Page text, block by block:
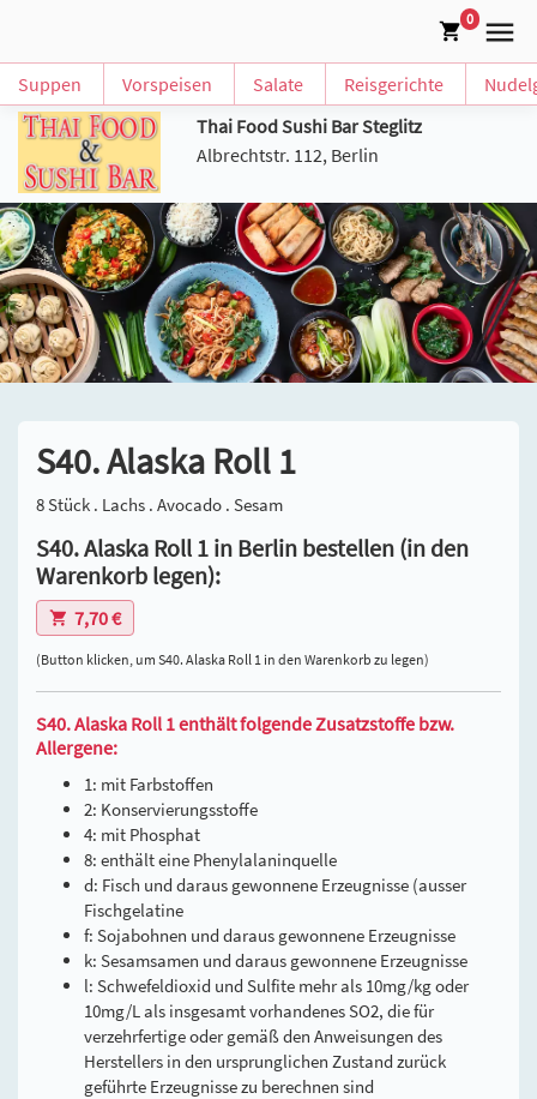
0
Suppen Vorspeisen Salate Reisgerichte
Thai Food Sushi Bar Steglitz
Albrechtstr. 112, Berlin
S40. Alaska Roll 1
8 Stück . Lachs . Avocado . Sesam
S40. Alaska Roll 1 in Berlin bestellen (in den
Warenkorb legen):
7,70 €
(Button klicken, um S40. Alaska Roll 1 in den Warenkorb zu legen)
S40. Alaska Roll 1 enthält folgende Zusatzstoffe bzw.
Allergene:
1: mit Farbstoffen
2: Konservierungsstoffe
4: mit Phosphat
8: enthält eine Phenylalaninquelle
d: Fisch und daraus gewonnene Erzeugnisse (ausser
Fischgelatine
f: Sojabohnen und daraus gewonnene Erzeugnisse
k: Sesamsamen und daraus gewonnene Erzeugnisse
l: Schwefeldioxid und Sulfite mehr als 10mg/kg oder
10mg/L als insgesamt vorhandenes SO2, die für
verzehrfertige oder gemäß den Anweisungen des
Herstellers in den ursprunglichen Zustand zurück
geführte Erzeugnisse zu berechnen sind